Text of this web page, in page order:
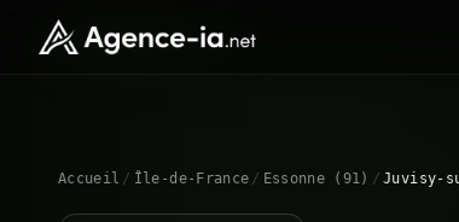
Accueil / Île-de-France / Essonne (91) / Juvisy-